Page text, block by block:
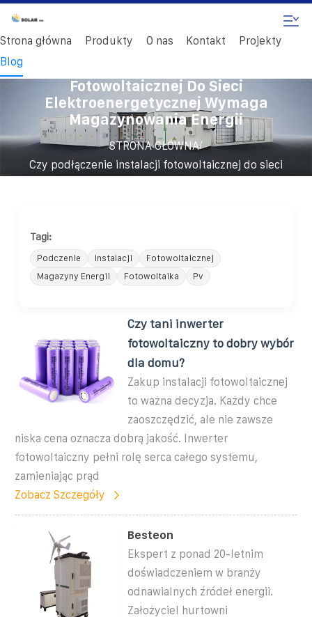
Strona główna Produkty O nas Kontakt
Projekty
Blog
Fotowoltaicznej Do Sieci
Elektroenergetycznej Wymaga
Magazynowania Energii
STRONA GŁÓWNA/
Czy podłączenie instalacji fotowoltaicznej do sieci
Tagi:
Podczenie Instalacji
Fotowoltaicznej
Magazyny Energii
Fotowoltaika Pv
Czy tani inwerter
fotowoltaiczny to dobry wybór
dla domu?
Zakup instalacji fotowoltaicznej
to ważna decyzja. Każdy chce
zaoszczędzić, ale nie zawsze
niska cena oznacza dobrą jakość. Inwerter
fotowoltaiczny pełni rolę serca całego systemu,
zamieniając prąd
Zobacz Szczegóły
Besteon
Ekspert z ponad 20-letnim
doświadczeniem w branży
odnawialnych źródeł energii.
Założyciel hurtowni